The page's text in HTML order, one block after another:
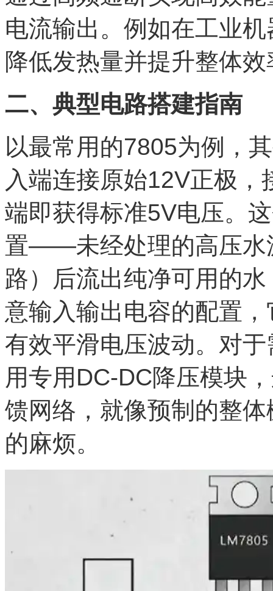
电流输出。例如在工业
降低发热量并提升整体效
二、典型电路搭建指南
以最常用的7805为例，
入端连接原始12V正极
端即获得标准5V电压。
置——未经处理的高压水
路）后流出纯净可用的
意输入输出电容的配置
有效平滑电压波动。对
用专用DC-DC降压模块
馈网络，就像预制的整
的麻烦。